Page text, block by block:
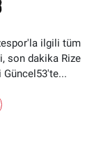
ilgili tüm
son dakika Rize